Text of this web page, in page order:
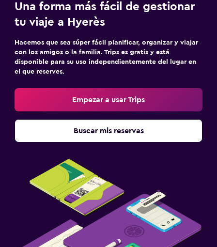
Una forma más fácil de gestionar
tu viaje a Hyerès
Hacemos que sea súper fácil planificar, organizar y viajar
con los amigos o la familia. Trips es gratis y está
disponible para su uso independientemente del lugar en
el que reserves.
Empezar a usar Trips
Buscar mis reservas